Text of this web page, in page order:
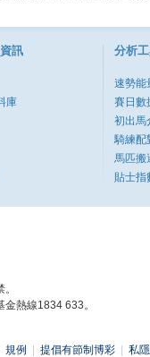
訊
庫
分析
速勢能
賽日數
初出馬
騎練配
馬匹搬
貼士指
熱線1834 633。
規例 提倡有節制博彩 私